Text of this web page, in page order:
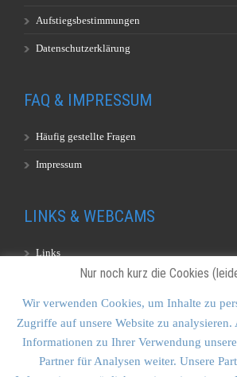
Aufstiegsbestimmungen
Datenschutzerklärung
FAQ & IMPRESSUM
Häufig gestellte Fragen
Impressum
LINKS & WEBCAMS
Links
KONTAKT & SITEMAP
Kontakt
Nur noch kurz die Cookies
Wir verwenden Cookies, um Inhalte zu
Zugriffe auf unsere Website zu
Informationen zu Ihrer Verwendung
Partner für Analysen weiter. Unsere